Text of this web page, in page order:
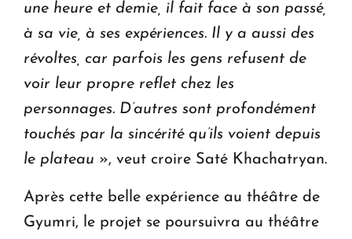
une heure et demie, il fait face à son passé,
à sa vie, à ses expériences. Il y a aussi des
révoltes, car parfois les gens refusent de
voir leur propre reflet chez les
personnages. D’autres sont profondément
touchés par la sincérité qu’ils voient depuis
le plateau », veut croire Saté Khachatryan.
Après cette belle expérience au théâtre de
Gyumri, le projet se poursuivra au théâtre